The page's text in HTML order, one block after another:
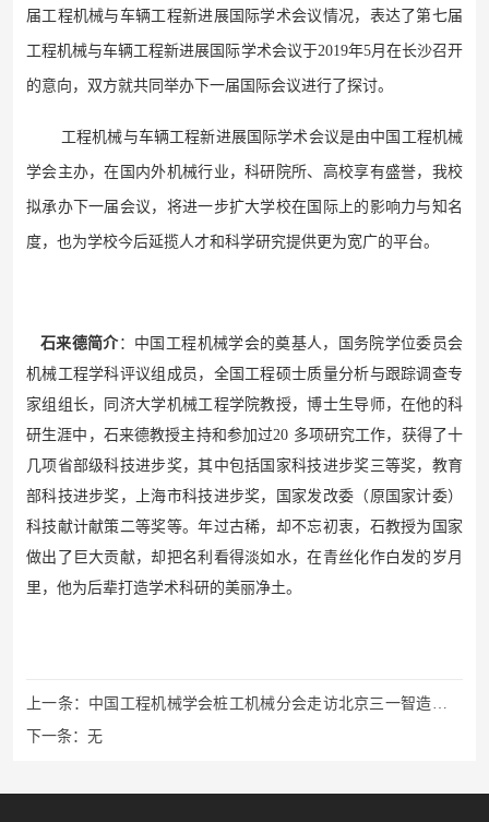
届工程机械与车辆工程新进展国际学术会议情况，表达了第七届
工程机械与车辆工程新进展国际学术会议于2019年5月在长沙召开
的意向，双方就共同举办下一届国际会议进行了探讨。
工程机械与车辆工程新进展国际学术会议是由中国工程机械
学会主办，在国内外机械行业，科研院所、高校享有盛誉，我校
拟承办下一届会议，将进一步扩大学校在国际上的影响力与知名
度，也为学校今后延揽人才和科学研究提供更为宽广的平台。
石来德简介：中国工程机械学会的奠基人，国务院学位委员会
机械工程学科评议组成员，全国工程硕士质量分析与跟踪调查专
家组组长，同济大学机械工程学院教授，博士生导师，在他的科
研生涯中，石来德教授主持和参加过20 多项研究工作，获得了十
几项省部级科技进步奖，其中包括国家科技进步奖三等奖，教育
部科技进步奖，上海市科技进步奖，国家发改委（原国家计委）
科技献计献策二等奖等。年过古稀，却不忘初衷，石教授为国家
做出了巨大贡献，却把名利看得淡如水，在青丝化作白发的岁月
里，他为后辈打造学术科研的美丽净土。
上一条： 中国工程机械学会桩工机械分会走访北京三一智造科技
有限公司
下一条： 无